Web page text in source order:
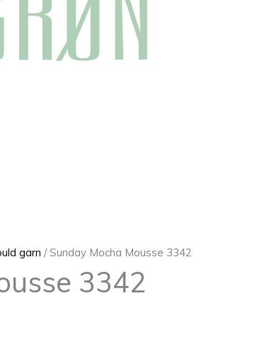
garn / Sunday Mocha Mousse 3342
3342